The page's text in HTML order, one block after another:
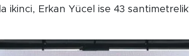
ikinci, Erkan Yücel ise 43